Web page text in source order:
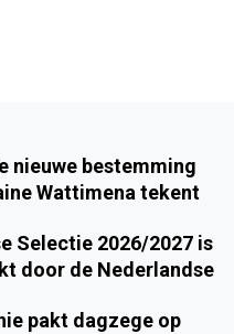
nieuwe bestemming
Wattimena tekent
Selectie 2026/2027 is
door de Nederlandse
pakt dagzege op